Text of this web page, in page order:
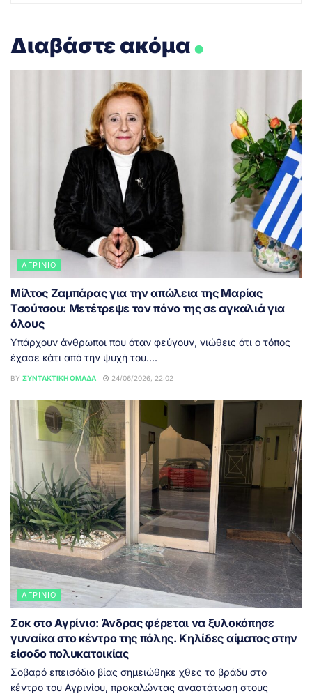
Διαβάστε ακόμα.
ΑΓΡΊΝΙΟ
Μίλτος Ζαμπάρας για την απώλεια της Μαρίας
Τσούτσου: Μετέτρεψε τον πόνο της σε αγκαλιά για
όλους
Υπάρχουν άνθρωποι που όταν φεύγουν, νιώθεις ότι ο τόπος
έχασε κάτι από την ψυχή του....
BY ΣΥΝΤΑΚΤΙΚΉ ΟΜΆΔΑ 24/06/2026, 22:02
ΑΓΡΊΝΙΟ
Σοκ στο Αγρίνιο: Άνδρας φέρεται να ξυλοκόπησε
γυναίκα στο κέντρο της πόλης. Κηλίδες αίματος στην
είσοδο πολυκατοικίας
Σοβαρό επεισόδιο βίας σημειώθηκε χθες το βράδυ στο
κέντρο του Αγρινίου, προκαλώντας αναστάτωση στους